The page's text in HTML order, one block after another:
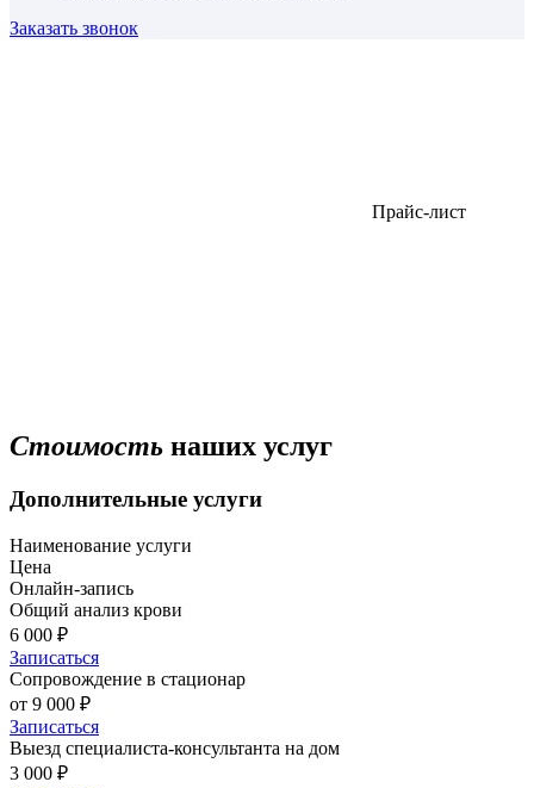
Заказать звонок
Прайс-лист
Стоимость наших услуг
Дополнительные услуги
Наименование услуги
Цена
Онлайн-запись
Общий анализ крови
6 000 ₽
Записаться
Сопровождение в стационар
от 9 000 ₽
Записаться
Выезд специалиста-консультанта на дом
3 000 ₽